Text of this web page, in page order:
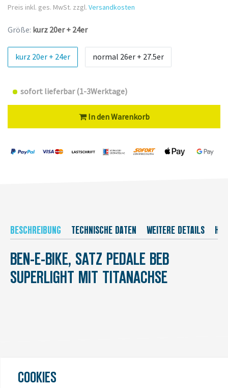
Preis inkl. ges. MwSt. zzgl. Versandkosten
Größe: kurz 20er + 24er
kurz 20er + 24er normal 26er + 27.5er
sofort lieferbar (1-3Werktage)
In den Warenkorb
BESCHREIBUNG TECHNISCHE DATEN WEITERE DETAILS
BEN-E-BIKE, SATZ PEDALE BEB
SUPERLIGHT MIT TITANACHSE
COOKIES